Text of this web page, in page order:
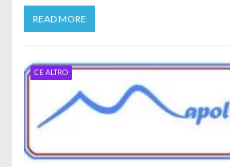
READ MORE
CE ALTRO